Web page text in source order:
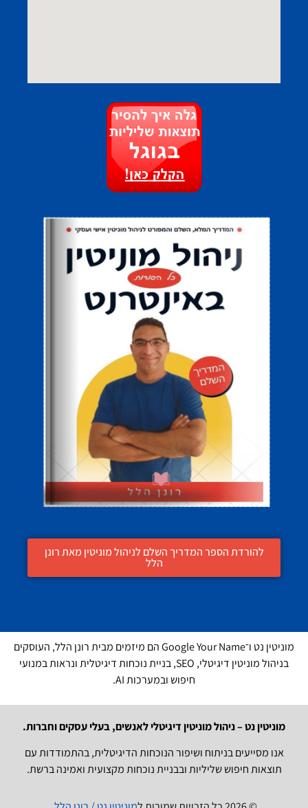
להורדת הספר המדריך השלם לניהול מוניטין מאת רונן
הלל
מוניטין נט ו־Google Your Name הם מיזמים מבית רונן הלל, העוסקים
בניהול מוניטין דיגיטלי, SEO, בניית נוכחות דיגיטלית ונראות במנועי
חיפוש ובמערכות AI.
מוניטין נט – ניהול מוניטין דיגיטלי לאנשים, בעלי עסקים וחברות.
אנו מסייעים בניתוח ושיפור הנוכחות הדיגיטלית, בהתמודדות עם
תוצאות חיפוש שליליות ובבניית נוכחות מקצועית ואמינה ברשת.